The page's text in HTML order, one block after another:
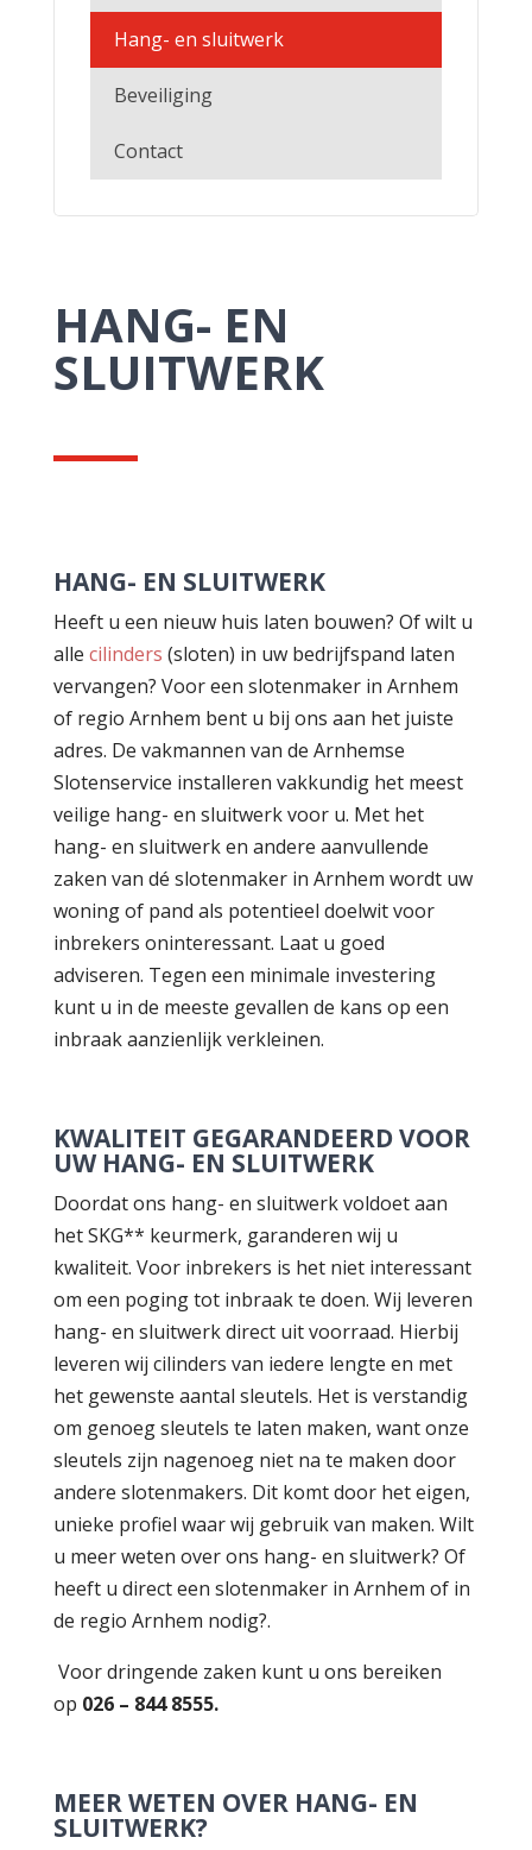
Hang- en sluitwerk
Beveiliging
Contact
HANG- EN
SLUITWERK
HANG- EN SLUITWERK
Heeft u een nieuw huis laten bouwen? Of wilt u
alle cilinders (sloten) in uw bedrijfspand laten
vervangen? Voor een slotenmaker in Arnhem
of regio Arnhem bent u bij ons aan het juiste
adres. De vakmannen van de Arnhemse
Slotenservice installeren vakkundig het meest
veilige hang- en sluitwerk voor u. Met het
hang- en sluitwerk en andere aanvullende
zaken van dé slotenmaker in Arnhem wordt uw
woning of pand als potentieel doelwit voor
inbrekers oninteressant. Laat u goed
adviseren. Tegen een minimale investering
kunt u in de meeste gevallen de kans op een
inbraak aanzienlijk verkleinen.
KWALITEIT GEGARANDEERD VOOR
UW HANG- EN SLUITWERK
Doordat ons hang- en sluitwerk voldoet aan
het SKG** keurmerk, garanderen wij u
kwaliteit. Voor inbrekers is het niet interessant
om een poging tot inbraak te doen. Wij leveren
hang- en sluitwerk direct uit voorraad. Hierbij
leveren wij cilinders van iedere lengte en met
het gewenste aantal sleutels. Het is verstandig
om genoeg sleutels te laten maken, want onze
sleutels zijn nagenoeg niet na te maken door
andere slotenmakers. Dit komt door het eigen,
unieke profiel waar wij gebruik van maken. Wilt
u meer weten over ons hang- en sluitwerk? Of
heeft u direct een slotenmaker in Arnhem of in
de regio Arnhem nodig?.
Voor dringende zaken kunt u ons bereiken
op 026 – 844 8555.
MEER WETEN OVER HANG- EN
SLUITWERK?